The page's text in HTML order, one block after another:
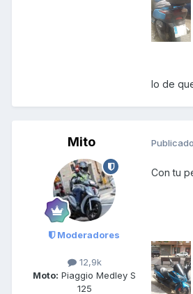
lo de
Mito
Moderadores
12,9k
Moto: Piaggio Medley S
125
Publicado
Con tu